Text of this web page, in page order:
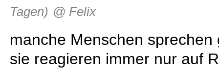
Tagen) @ Felix
manche Menschen sprechen
sie reagieren immer nur auf